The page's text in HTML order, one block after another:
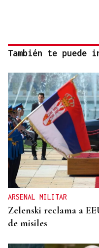
También te puede
ARSENAL MILITAR
Zelenski reclama a
de misiles